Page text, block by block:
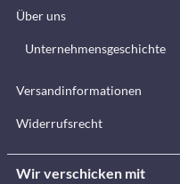
Über uns
Unternehmensgeschichte
Versandinformationen
Widerrufsrecht
Wir verschicken mit